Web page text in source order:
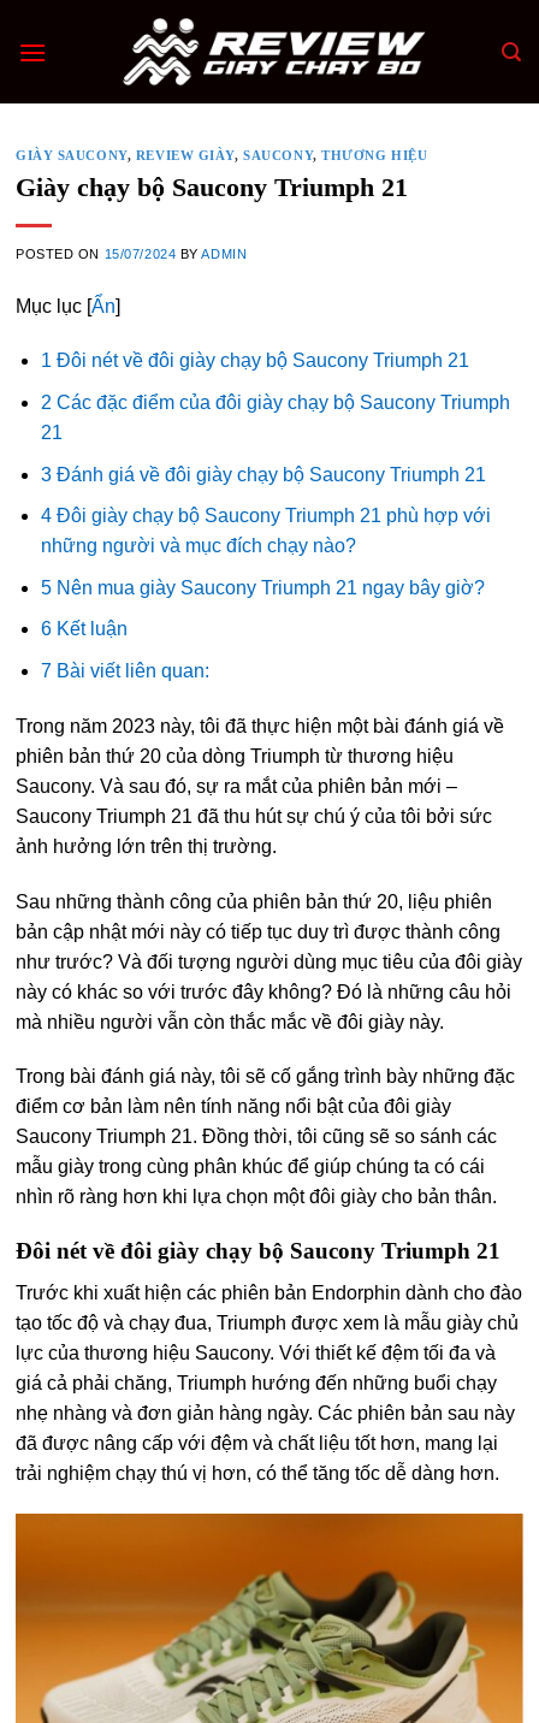
GIÀY SAUCONY, REVIEW GIÀY,SAUCONY,THƯƠNG HIỆU
Giày chạy bộ Saucony Triumph 21
POSTED ON 15/07/2024 BYADMIN
Mục lục [Ẩn]
1 Đôi nét về đôi giày chạy bộ Saucony Triumph 21
2 Các đặc điểm của đôi giày chạy bộ Saucony Triumph
21
3 Đánh giá về đôi giày chạy bộ Saucony Triumph 21
4 Đôi giày chạy bộ Saucony Triumph 21 phù hợp với
những người và mục đích chạy nào?
5 Nên mua giày Saucony Triumph 21 ngay bây giờ?
6 Kết luận
7 Bài viết liên quan:
Trong năm 2023 này, tôi đã thực hiện một bài đánh giá về
phiên bản thứ 20 của dòng Triumph từ thương hiệu
Saucony. Và sau đó, sự ra mắt của phiên bản mới –
Saucony Triumph 21 đã thu hút sự chú ý của tôi bởi sức
ảnh hưởng lớn trên thị trường.
Sau những thành công của phiên bản thứ 20, liệu phiên
bản cập nhật mới này có tiếp tục duy trì được thành công
như trước? Và đối tượng người dùng mục tiêu của đôi giày
này có khác so với trước đây không? Đó là những câu hỏi
mà nhiều người vẫn còn thắc mắc về đôi giày này.
Trong bài đánh giá này, tôi sẽ cố gắng trình bày những đặc
điểm cơ bản làm nên tính năng nổi bật của đôi giày
Saucony Triumph 21. Đồng thời, tôi cũng sẽ so sánh các
mẫu giày trong cùng phân khúc để giúp chúng ta có cái
nhìn rõ ràng hơn khi lựa chọn một đôi giày cho bản thân.
Đôi nét về đôi giày chạy bộ Saucony Triumph 21
Trước khi xuất hiện các phiên bản Endorphin dành cho đào
tạo tốc độ và chạy đua, Triumph được xem là mẫu giày chủ
lực của thương hiệu Saucony. Với thiết kế đệm tối đa và
giá cả phải chăng, Triumph hướng đến những buổi chạy
nhẹ nhàng và đơn giản hàng ngày. Các phiên bản sau này
đã được nâng cấp với đệm và chất liệu tốt hơn, mang lại
trải nghiệm chạy thú vị hơn, có thể tăng tốc dễ dàng hơn.